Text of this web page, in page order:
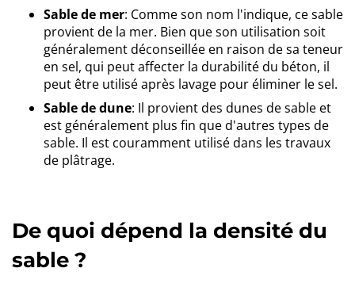
Sable de mer: Comme son nom l'indique, ce sable
provient de la mer. Bien que son utilisation soit
généralement déconseillée en raison de sa teneur
en sel, qui peut affecter la durabilité du béton, il
peut être utilisé après lavage pour éliminer le sel.
Sable de dune: Il provient des dunes de sable et
est généralement plus fin que d'autres types de
sable. Il est couramment utilisé dans les travaux
de plâtrage.
De quoi dépend la densité du
sable ?